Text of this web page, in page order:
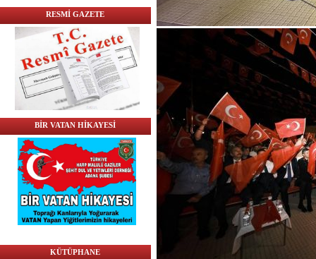
RESMİ GAZETE
BİR VATAN HİKAYESİ
KÜTÜPHANE